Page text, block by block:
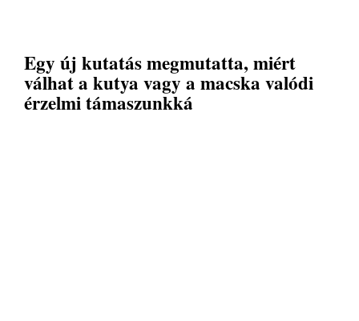
Egy új kutatás megmutatta, miért
válhat a kutya vagy a macska valódi
érzelmi támaszunkká